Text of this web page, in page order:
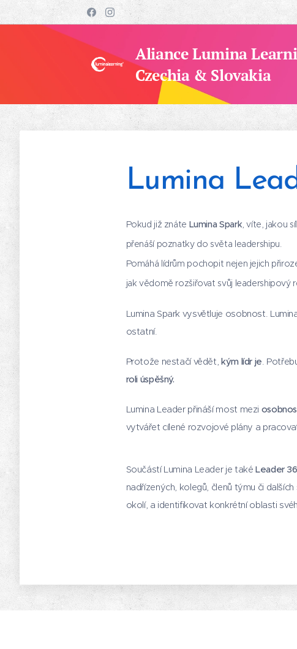
Aliance Lumina
Czechia & Slovakia
Lumina
Pokud již znáte Lumina Spark , víte, jakou
přenáší poznatky do světa leadershipu.
Pomáhá lídrům pochopit nejen jejich
jak vědomě rozšiřovat svůj leadershipový
Lumina Spark vysvětluje osobnost.
ostatní.
Protože nestačí vědět, kým lídr je .
roli úspěšný.
Lumina Leader přináší most mezi
vytvářet cílené rozvojové plány a
Součástí Lumina Leader je takéLeader
nadřízených, kolegů, členů týmu či
okolí, a identifikovat konkrétní oblasti